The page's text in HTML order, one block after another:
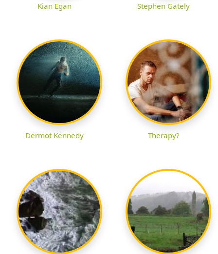
Kian Egan Stephen Gately
Dermot Kennedy Therapy?